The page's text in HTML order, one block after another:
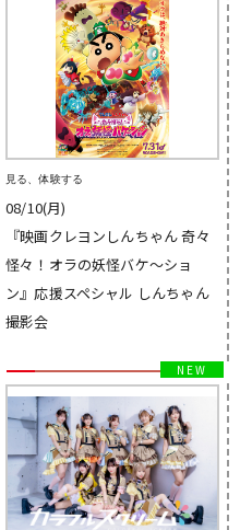
見る、体験する
08/10(月)
『映画クレヨンしんちゃん 奇々
怪々！オラの妖怪バケ〜ショ
ン』応援スペシャル しんちゃん
撮影会